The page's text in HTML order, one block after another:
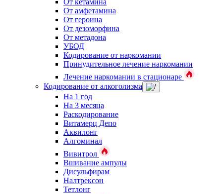
От кетамина
От амфетамина
От героина
От дезоморфина
От метадона
УБОД
Кодирование от наркомании
Принудительное лечение наркомании
Лечение наркомании в стационаре
Кодирование от алкоголизма
На 1 год
На 3 месяца
Раскодирование
Витамерц Депо
Аквилонг
Алгоминал
Вивитрол
Вшивание ампулы
Дисульфирам
Налтрексон
Тетлонг